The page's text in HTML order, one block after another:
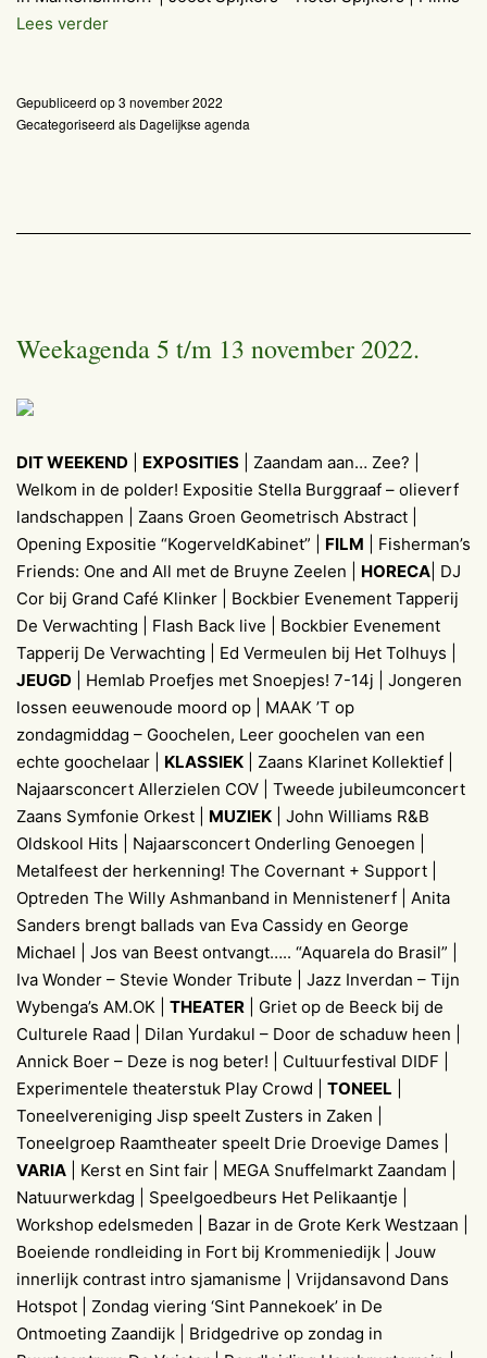
Lees verderAgenda
november
2022
Gepubliceerd op3 november 2022
Gecategoriseerd als Dagelijkse agenda
Weekagenda 5 t/m 13 november 2022.
DIT WEEKEND EXPOSITIES | Zaandam aan… Zee? |
Welkom in de polder! Expositie Stella Burggraaf – olieverf
landschappen | Zaans Groen Geometrisch Abstract |
Opening Expositie “KogerveldKabinet” | FILM | Fisherman’s
Friends: One and All met de Bruyne Zeelen | HORECA | DJ
Cor bij Grand Café Klinker | Bockbier Evenement Tapperij
De Verwachting | Flash Back live | Bockbier Evenement
Tapperij De Verwachting | Ed Vermeulen bij Het Tolhuys |
JEUGD | Hemlab Proefjes met Snoepjes! 7-14j | Jongeren
lossen eeuwenoude moord op | MAAK ’T op
zondagmiddag – Goochelen, Leer goochelen van een
echte goochelaar | KLASSIEK | Zaans Klarinet Kollektief |
Najaarsconcert Allerzielen COV | Tweede jubileumconcert
Zaans Symfonie Orkest | MUZIEK | John Williams R&B
Oldskool Hits | Najaarsconcert Onderling Genoegen |
Metalfeest der herkenning! The Covernant + Support |
Optreden The Willy Ashmanband in Mennistenerf | Anita
Sanders brengt ballads van Eva Cassidy en George
Michael | Jos van Beest ontvangt….. “Aquarela do Brasil” |
Iva Wonder – Stevie Wonder Tribute | Jazz Inverdan – Tijn
Wybenga’s AM.OK | THEATER | Griet op de Beeck bij de
Culturele Raad | Dilan Yurdakul – Door de schaduw heen |
Annick Boer – Deze is nog beter! | Cultuurfestival DIDF |
Experimentele theaterstuk Play Crowd | TONEEL
Toneelvereniging Jisp speelt Zusters in Zaken |
Toneelgroep Raamtheater speelt Drie Droevige Dames |
VARIA | Kerst en Sint fair | MEGA Snuffelmarkt Zaandam |
Natuurwerkdag | Speelgoedbeurs Het Pelikaantje |
Workshop edelsmeden | Bazar in de Grote Kerk Westzaan |
Boeiende rondleiding in Fort bij Krommeniedijk | Jouw
innerlijk contrast intro sjamanisme | Vrijdansavond Dans
Hotspot | Zondag viering ‘Sint Pannekoek’ in De
Ontmoeting Zaandijk | Bridgedrive op zondag in